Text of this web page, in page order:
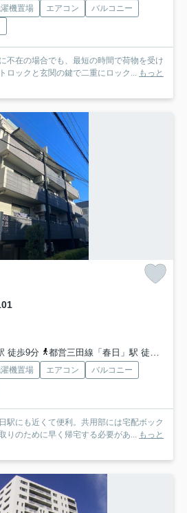
機置場 エアコン
バルコニー
不在の場合でも、最短の時間で荷物を受け
ロックと玄関の鍵で二重にロック...
もっと
徒歩9分
都営三田線「春日」駅 徒歩9分
機置場 エアコン
バルコニー
駅にも近くて便利。共用部には宅配ボック
りのために早く帰宅する必要があ...
もっと